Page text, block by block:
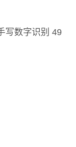
写数字识别 49